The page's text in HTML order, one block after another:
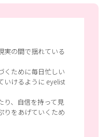
実の間で揺れている
くために毎日忙しい
いけるように eyelist
り、自信を持って見
りをあげていくため